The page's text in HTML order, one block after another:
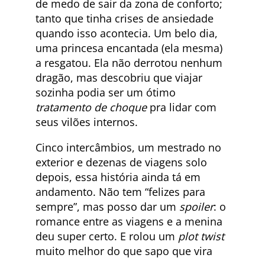
de medo de sair da zona de conforto;
tanto que tinha crises de ansiedade
quando isso acontecia. Um belo dia,
uma princesa encantada (ela mesma)
a resgatou. Ela não derrotou nenhum
dragão, mas descobriu que viajar
sozinha podia ser um ótimo
tratamento de choquepra lidar com
seus vilões internos.
Cinco intercâmbios, um mestrado no
exterior e dezenas de viagens solo
depois, essa história ainda tá em
andamento. Não tem “felizes para
sempre”, mas posso dar um spoiler: o
romance entre as viagens e a menina
deu super certo. E rolou um plot twist
muito melhor do que sapo que vira